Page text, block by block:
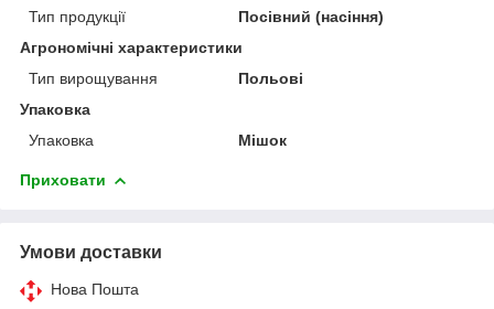
Тип продукції
Посівний (насіння)
Агрономічні характеристики
Тип вирощування
Польові
Упаковка
Упаковка
Мішок
Приховати
Умови доставки
Нова Пошта